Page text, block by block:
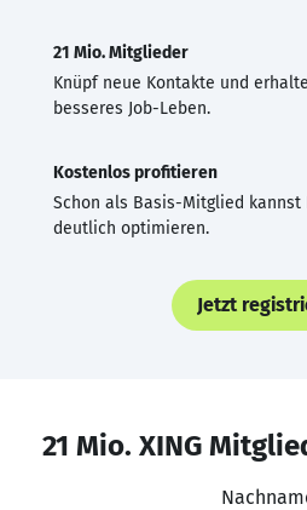
21 Mio. Mitglieder
Knüpf neue Kontakte und
besseres Job-Leben.
Kostenlos profitieren
Schon als Basis-Mitglied kannst
deutlich optimieren.
Jetzt
21 Mio. XING